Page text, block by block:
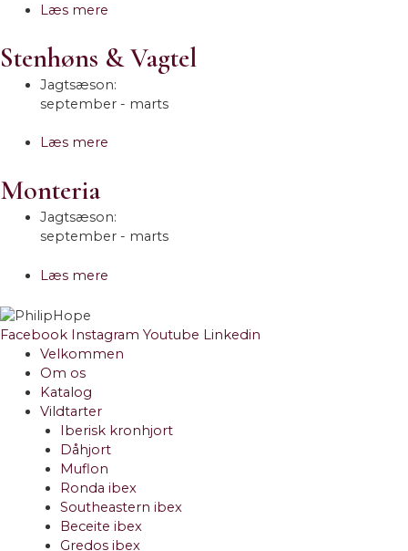
Læs mere
Stenhøns & Vagtel
Jagtsæson:
september - marts
Læs mere
Monteria
Jagtsæson:
september - marts
Læs mere
Facebook Instagram Youtube Linkedin
Velkommen
Om os
Katalog
Vildtarter
Iberisk kronhjort
Dåhjort
Muflon
Ronda ibex
Southeastern ibex
Beceite ibex
Gredos ibex